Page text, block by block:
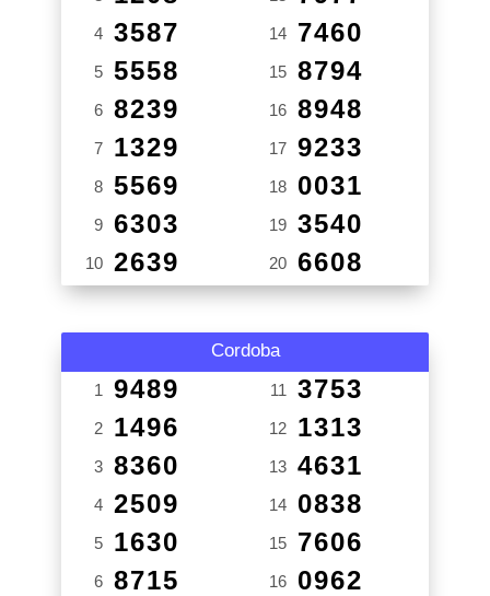
4 3587
5 5558
6 8239
7 1329
8 5569
9 6303
10 2639
14 7460
15 8794
16 8948
17 9233
18 0031
19 3540
20 6608
Cordoba
1 9489
2 1496
3 8360
4 2509
5 1630
6 8715
11 3753
12 1313
13 4631
14 0838
15 7606
16 0962